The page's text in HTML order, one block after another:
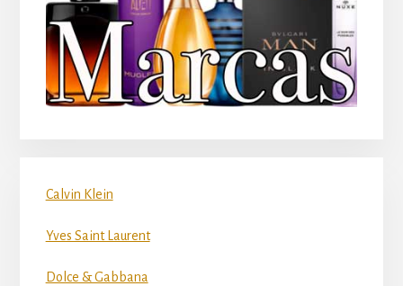
Calvin Klein
Yves Saint Laurent
Dolce & Gabbana